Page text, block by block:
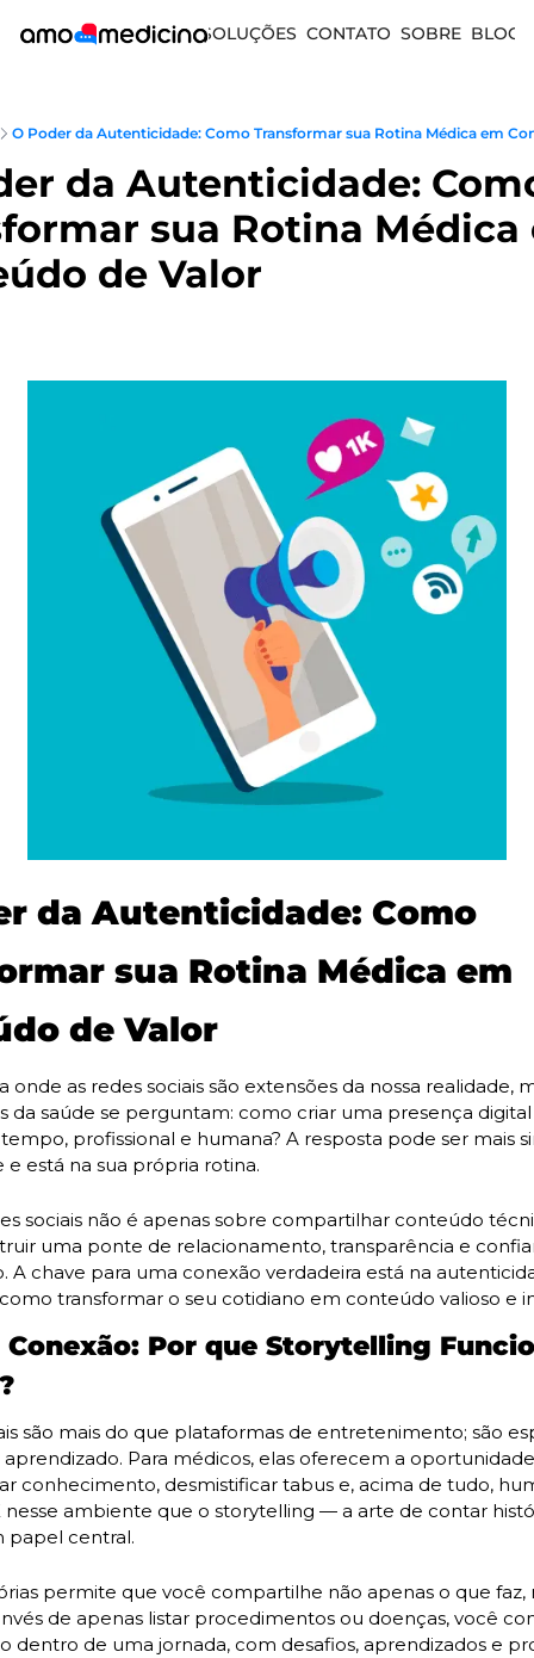
SOLUÇÕES CONTATO SOBRE BLOG
O Poder da Autenticidade: Como Transformar sua Rotina Médica em
da Autenticidade:
sua Rotina Médica
de Valor
da Autenticidade: Como
sua Rotina Médica em
de Valor
onde as redes sociais são extensões da nossa realidade,
da saúde se perguntam: como criar uma presença digital
profissional e humana? A resposta pode ser mais
está na sua própria rotina.
sociais não é apenas sobre compartilhar conteúdo
uma ponte de relacionamento, transparência e
A chave para uma conexão verdadeira está na
transformar o seu cotidiano em conteúdo valioso e
Conexão: Por que Storytelling
são mais do que plataformas de entretenimento; são
Para médicos, elas oferecem a
conhecimento, desmistificar tabus e, acima de tudo,
nesse ambiente que o storytelling — a arte de contar
papel central.
permite que você compartilhe não apenas o que faz,
de apenas listar procedimentos ou doenças, você
dentro de uma jornada, com desafios, aprendizados e